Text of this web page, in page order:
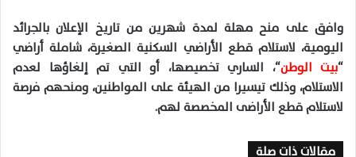
وافق على منح مهلة لمدة شهرين من تاريخ الإعلان بالجرائد
اليومية، لاستلام قطع الأراضي السكنية الصغيرة، شاملة أراضي
“بيت الوطن“، الساري تخصيصها، أو التي تم إلغاؤها لعدم
الاستلام، وذلك تيسيرا من الهيئة على المواطنين، ومنحهم فرصة
لاستلام قطع الأراضى المخصصة لهم.
مقالات ذات صلة